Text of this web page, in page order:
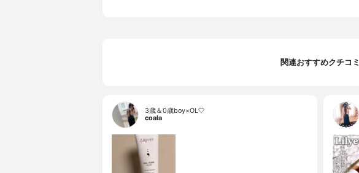
関連おすすめクチコミ
3歳＆0歳boy×OL🤍
coala